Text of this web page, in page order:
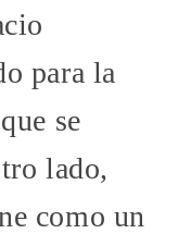
para la
se
lado,
como un